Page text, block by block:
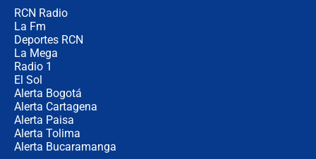
RCN Radio
La Fm
Deportes RCN
La Mega
Radio 1
El Sol
Alerta Bogotá
Alerta Cartagena
Alerta Paisa
Alerta Tolima
Alerta Bucaramanga